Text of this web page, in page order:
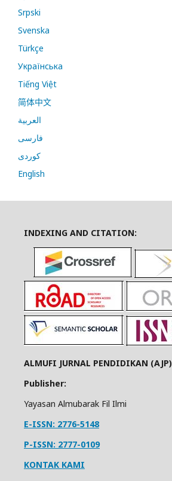
Srpski
Svenska
Türkçe
Українська
Tiếng Việt
简体中文
العربية
فارسی
کوردی
English
INDEXING AND CITATION:
ALMUFI JURNAL PENDIDIKAN (AJP)
Publisher:
Yayasan Almubarak Fil Ilmi
E-ISSN: 2776-5148
P-ISSN: 2777-0109
KONTAK KAMI